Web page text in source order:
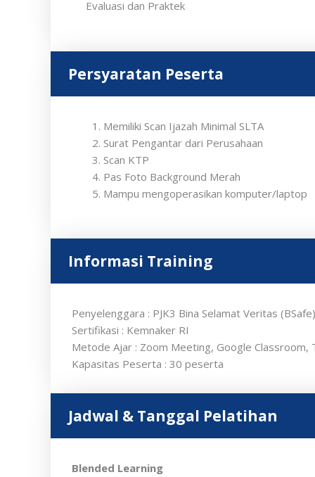
Evaluasi dan Praktek
Persyaratan Peserta
Memiliki Scan Ijazah Minimal SLTA
Surat Pengantar dari Perusahaan
Scan KTP
Pas Foto Background Merah
Mampu mengoperasikan komputer/laptop
Informasi Training
Penyelenggara : PJK3 Bina Selamat Veritas (BSafe)
Sertifikasi : Kemnaker RI
Metode Ajar : Zoom Meeting, Google Classroom,
Kapasitas Peserta : 30 peserta
Jadwal & Tanggal Pelatihan
Blended Learning